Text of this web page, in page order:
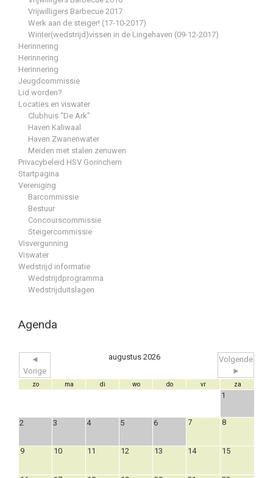
Vrijwilligers Barbecue 2017
Werk aan de steiger! (17-10-2017)
Winter(wedstrijd)vissen in de Lingehaven (09-12-2017)
Herinnering
Herinnering
Herinnering
Jeugdcommissie
Lid worden?
Locaties en viswater
Clubhuis “De Ark”
Haven Kaliwaal
Haven Zwanenwater
Meiden met stalen zenuwen
Privacybeleid HSV Gorinchem
Startpagina
Vereniging
Barcommissie
Bestuur
Concourscommissie
Steigercommissie
Visvergunning
Viswater
Wedstrijd informatie
Wedstrijdprogramma
Wedstrijduitslagen
Agenda
◄
Vorige
augustus 2026
Volgende
►
zo ma di wo do vr za
1
2 3 4 5 6 7 8
9 10 11 12 13 14 15